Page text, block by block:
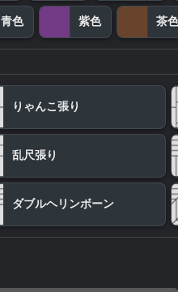
青色 紫色 茶色
りゃんこ張り
乱尺張り
ダブルヘリンボーン